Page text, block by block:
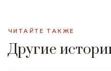
ЧИТАЙТЕ ТАКЖЕ
Другие